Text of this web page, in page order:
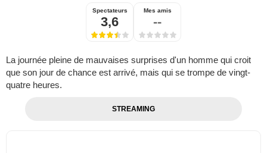
Spectateurs
3,6
Mes amis
--
La journée pleine de mauvaises surprises d'un homme qui croit
que son jour de chance est arrivé, mais qui se trompe de vingt-
quatre heures.
STREAMING